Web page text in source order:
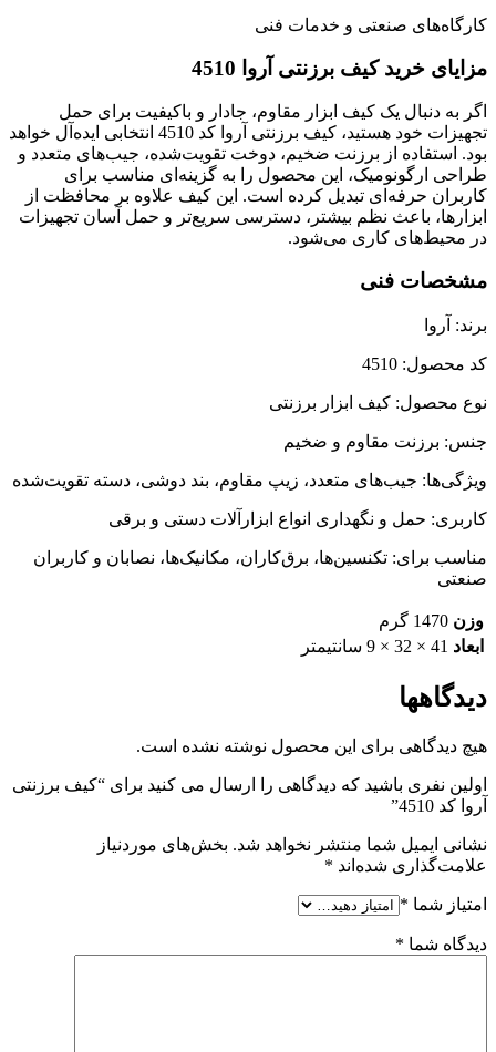
کارگاه‌های صنعتی و خدمات فنی
مزایای خرید کیف برزنتی آروا 4510
اگر به دنبال یک کیف ابزار مقاوم، جادار و باکیفیت برای حمل
تجهیزات خود هستید، کیف برزنتی آروا کد 4510 انتخابی ایده‌آل خواهد
بود. استفاده از برزنت ضخیم، دوخت تقویت‌شده، جیب‌های متعدد و
طراحی ارگونومیک، این محصول را به گزینه‌ای مناسب برای
کاربران حرفه‌ای تبدیل کرده است. این کیف علاوه بر محافظت از
ابزارها، باعث نظم بیشتر، دسترسی سریع‌تر و حمل آسان تجهیزات
در محیط‌های کاری می‌شود.
مشخصات فنی
برند: آروا
کد محصول: 4510
نوع محصول: کیف ابزار برزنتی
جنس: برزنت مقاوم و ضخیم
ویژگی‌ها: جیب‌های متعدد، زیپ مقاوم، بند دوشی، دسته تقویت‌شده
کاربری: حمل و نگهداری انواع ابزارآلات دستی و برقی
مناسب برای: تکنسین‌ها، برق‌کاران، مکانیک‌ها، نصابان و کاربران
صنعتی
وزن 1470 گرم
ابعاد 41 × 32 × 9 سانتیمتر
دیدگاهها
هیچ دیدگاهی برای این محصول نوشته نشده است.
اولین نفری باشید که دیدگاهی را ارسال می کنید برای “کیف برزنتی
آروا کد 4510”
نشانی ایمیل شما منتشر نخواهد شد. بخش‌های موردنیاز
علامت‌گذاری شده‌اند *
امتیاز شما *
دیدگاه شما *